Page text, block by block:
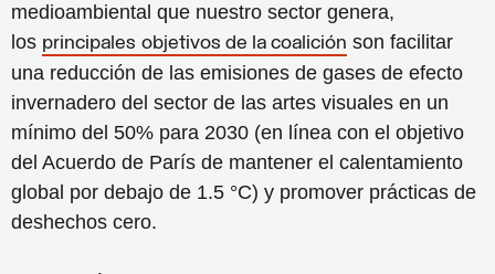
medioambiental que nuestro sector genera,
los principales objetivos de la coalición son facilitar
una reducción de las emisiones de gases de efecto
invernadero del sector de las artes visuales en un
mínimo del 50% para 2030 (en línea con el objetivo
del Acuerdo de París de mantener el calentamiento
global por debajo de 1.5 °C) y promover prácticas de
deshechos cero.